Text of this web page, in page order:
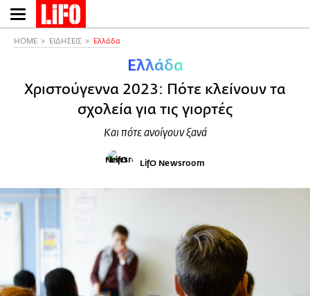
Παράκαμψη
προς
HOME ΕΙΔΗΣΕΙΣ Ελλάδα
Ελλάδα
Χριστούγεννα 2023: Πότε κλείνουν τα
σχολεία για τις γιορτές
Και πότε ανοίγουν ξανά
LifO Newsroom